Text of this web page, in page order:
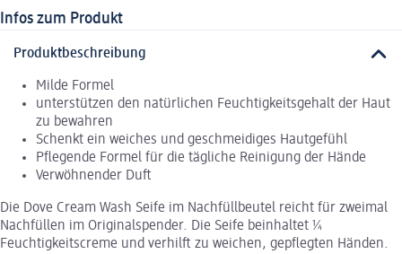
Infos zum Produkt
Produktbeschreibung
Milde Formel
unterstützen den natürlichen Feuchtigkeitsgehalt der Haut
zu bewahren
Schenkt ein weiches und geschmeidiges Hautgefühl
Pflegende Formel für die tägliche Reinigung der Hände
Verwöhnender Duft
Die Dove Cream Wash Seife im Nachfüllbeutel reicht für zweimal
Nachfüllen im Originalspender. Die Seife beinhaltet ¼
Feuchtigkeitscreme und verhilft zu weichen, gepflegten Händen.